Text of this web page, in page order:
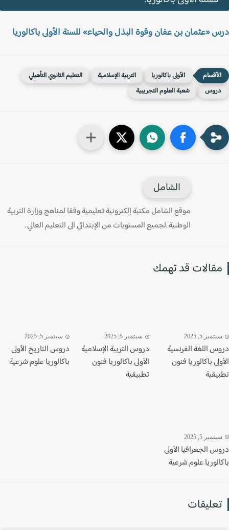
«عثمان بن عفان وقوة البذل والحياء» للسنة الأولى باكالوريا
الأولى باكالوريا التربية الإسلامية
التعليم الثانوي التأهيلي
شعبة العلوم التجريبية
الشامل
موقع الشامل مكتبة إلكترونية تعليمية وفقا لمناهج وزارة التربية
الوطنية .لجميع المستويات من الإبتدائي الى التعليم العالي .
قد تهمك
5, 2025
اللغة الفرنسية
باكالوريا فنون
سبتمبر 5, 2025
دروس التربية الإسلامية
الأولى باكالوريا فنون
تطبيقية
سبتمبر 5, 2025
دروس التاريخ الأولى
باكالوريا علوم شرعية
5, 2025
الجغرافيا الأولى
علوم شرعية